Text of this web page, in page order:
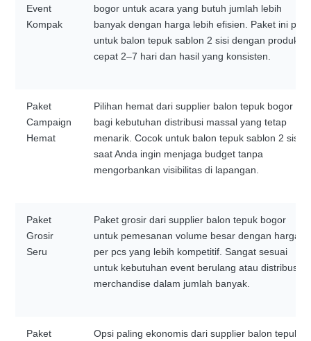
Event
Kompak
bogor untuk acara yang butuh jumlah lebih
banyak dengan harga lebih efisien. Paket ini pas
untuk balon tepuk sablon 2 sisi dengan produksi
cepat 2–7 hari dan hasil yang konsisten.
Paket
Campaign
Hemat
Pilihan hemat dari supplier balon tepuk bogor
bagi kebutuhan distribusi massal yang tetap
menarik. Cocok untuk balon tepuk sablon 2 sisi
saat Anda ingin menjaga budget tanpa
mengorbankan visibilitas di lapangan.
Paket
Grosir
Seru
Paket grosir dari supplier balon tepuk bogor
untuk pemesanan volume besar dengan harga
per pcs yang lebih kompetitif. Sangat sesuai
untuk kebutuhan event berulang atau distribusi
merchandise dalam jumlah banyak.
Paket
Opsi paling ekonomis dari supplier balon tepuk